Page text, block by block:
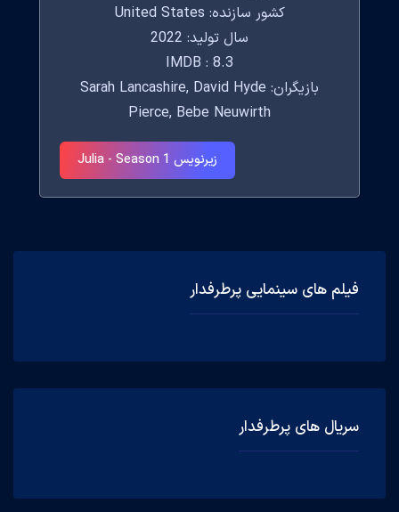
فیلم های سینمایی پرطرفدار
سریال های پرطرفدار
کشور سازنده: United States
سال تولید: 2022
IMDB : 8.3
بازیگران: Sarah Lancashire, David Hyde
Pierce, Bebe Neuwirth
زیرنویس Julia - Season 1